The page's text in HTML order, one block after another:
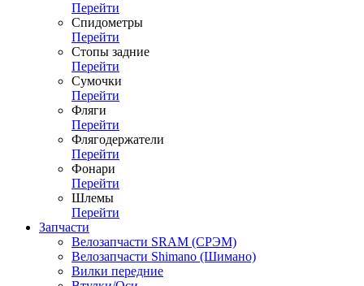
Перейти
Спидометры
Перейти
Стопы задние
Перейти
Сумочки
Перейти
Фляги
Перейти
Флягодержатели
Перейти
Фонари
Перейти
Шлемы
Перейти
Запчасти
Велозапчасти SRAM (СРЭМ)
Велозапчасти Shimano (Шимано)
Вилки передние